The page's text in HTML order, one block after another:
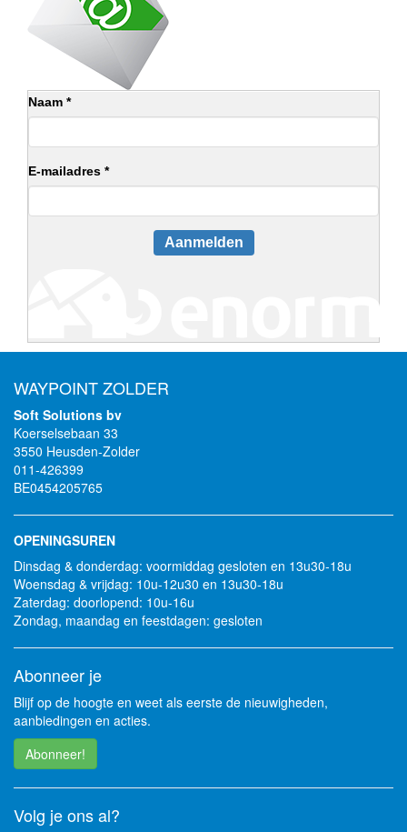
Naam *
E-mailadres *
Aanmelden
WAYPOINT ZOLDER
Soft Solutions bv
Koerselsebaan 33
3550 Heusden-Zolder
011-426399
BE0454205765
OPENINGSUREN
Dinsdag & donderdag: voormiddag gesloten en 13u30-18u
Woensdag & vrijdag: 10u-12u30 en 13u30-18u
Zaterdag: doorlopend: 10u-16u
Zondag, maandag en feestdagen: gesloten
Abonneer je
Blijf op de hoogte en weet als eerste de nieuwigheden,
aanbiedingen en acties.
Abonneer!
Volg je ons al?